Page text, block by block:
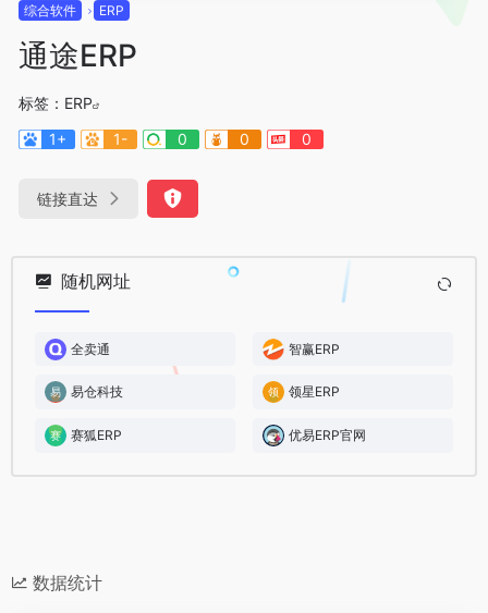
综合软件 ERP
通途ERP
标签： ERP
1+
1- 0 0 0
链接直达
随机网址
全卖通 智赢ERP
易仓科技 领星ERP
赛狐ERP 优易ERP官网
数据统计